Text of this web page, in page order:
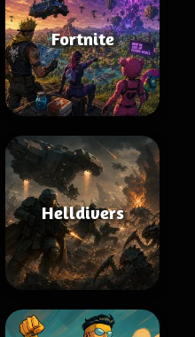
Fortnite
Helldivers